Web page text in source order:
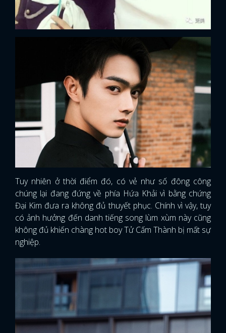
Tuy nhiên ở thời điểm đó, có vẻ như số đông công
chúng lại đang đứng về phía Hứa Khải vì bằng chứng
Đại Kim đưa ra không đủ thuyết phục. Chính vì vậy, tuy
có ảnh hưởng đến danh tiếng song lùm xùm này cũng
không đủ khiến chàng hot boy Tử Cấm Thành bị mất sự
nghiệp.